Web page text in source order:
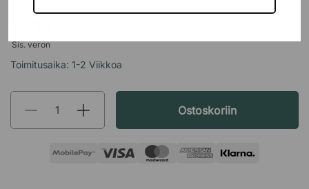
Sis. veron
Toimitusaika: 1-2 Viikkoa
Ostoskoriin